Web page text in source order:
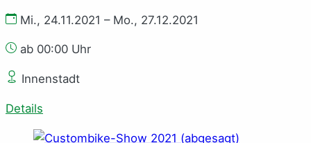
Mi., 24.11.2021 – Mo., 27.12.2021
ab 00:00 Uhr
Innenstadt
Details